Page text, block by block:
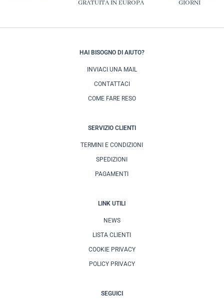
GRATUITA IN EUROPA
GIORNI
HAI BISOGNO DI AIUTO?
INVIACI UNA MAIL
CONTATTACI
COME FARE RESO
SERVIZIO CLIENTI
TERMINI E CONDIZIONI
SPEDIZIONI
PAGAMENTI
LINK UTILI
NEWS
LISTA CLIENTI
COOKIE PRIVACY
POLICY PRIVACY
SEGUICI